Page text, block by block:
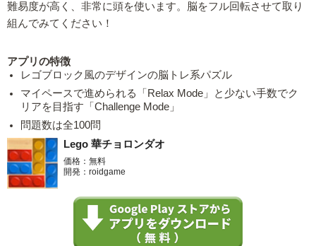
難易度が高く、非常に頭を使います。脳をフル回転させて取り
組んでみてください！
アプリの特徴
レゴブロック風のデザインの脳トレ系パズル
マイペースで進められる「Relax Mode」と少ない手数でク
リアを目指す「Challenge Mode」
問題数は全100問
Lego 華チョロンダオ
価格：無料
開発：roidgame